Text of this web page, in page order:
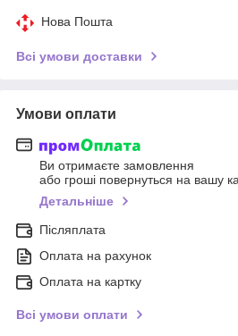
Нова Пошта
Всі умови доставки
Умови оплати
Ви отримаєте замовлення
або гроші повернуться на вашу
Детальніше
Післяплата
Оплата на рахунок
Оплата на картку
Всі умови оплати